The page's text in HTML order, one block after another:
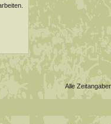
Alle